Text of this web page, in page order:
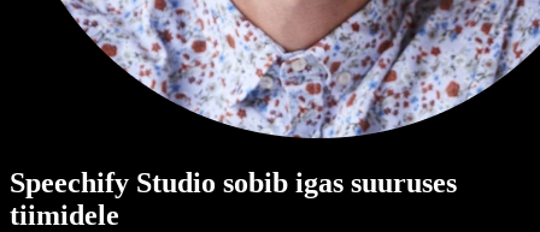
Speechify Studio sobib igas suuruses
tiimidele